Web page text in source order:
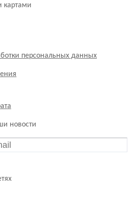
картами
персональных данных
новости